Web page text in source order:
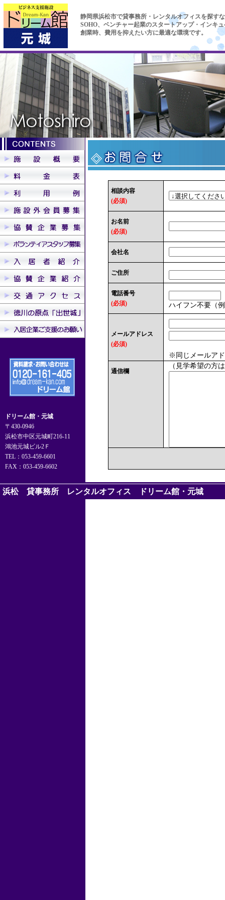
静岡県浜松市で貸事務所・レンタルオフィスを探す
SOHO、ベンチャー起業のスタートアップ・インキ
創業時、費用を抑えたい方に最適な環境です。
ドリーム館・元城
〒430-0946
浜松市中区元城町216-11
鴻池元城ビル2Ｆ
TEL：053-459-6601
FAX：053-459-6602
相談内容
(必須)
お名前
(必須)
会社名
ご住所
電話番号
(必須)
ハイフン不要（
メールアドレス
(必須)
※同じメールア
通信欄
（見学希望の方
浜松 貸事務所 レンタルオフィス ドリーム館・元城